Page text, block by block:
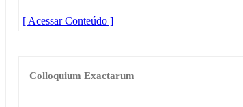
[ Acessar Conteúdo ]
Colloquium Exactarum